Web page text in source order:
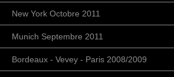
New York Octobre 2011
Munich Septembre 2011
Bordeaux - Vevey - Paris 2008/2009